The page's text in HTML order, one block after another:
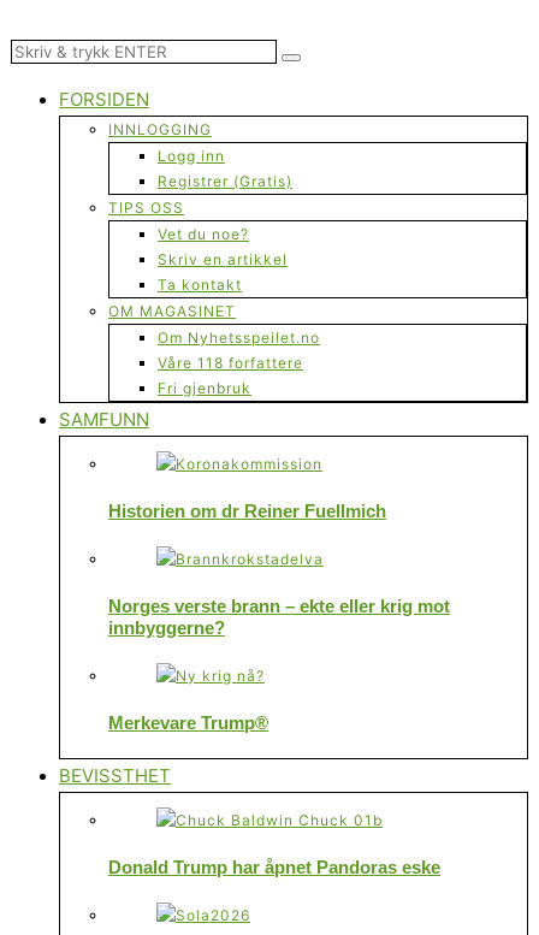
FORSIDEN
INNLOGGING
Logg inn
Registrer (Gratis)
TIPS OSS
Vet du noe?
Skriv en artikkel
Ta kontakt
OM MAGASINET
Om Nyhetsspeilet.no
Våre 118 forfattere
Fri gjenbruk
SAMFUNN
Historien om dr Reiner Fuellmich
Norges verste brann – ekte eller krig mot
innbyggerne?
Merkevare Trump®
BEVISSTHET
Donald Trump har åpnet Pandoras eske